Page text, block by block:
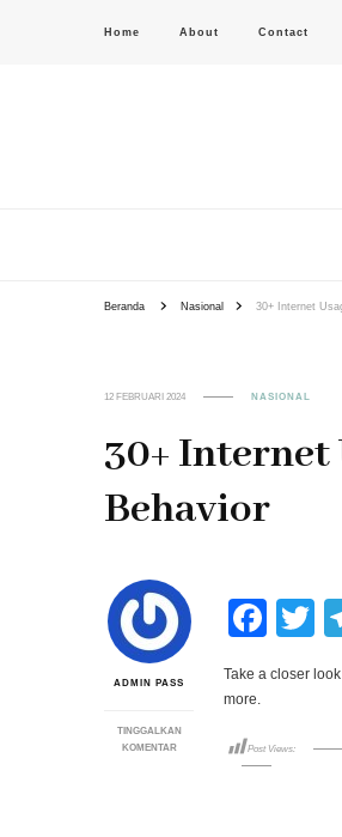
Home About Contact
Beranda Nasional 30+ Internet
12 FEBRUARI 2024 NASIONAL
30+ Internet
Behavior
ADMIN PASS
TINGGALKAN
KOMENTARPADA
Take a closer
more.
Post Views: